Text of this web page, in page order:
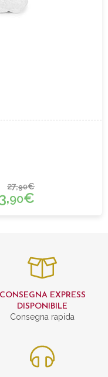
27,90€
90€
CONSEGNA EXPRESS
DISPONIBILE
Consegna rapida